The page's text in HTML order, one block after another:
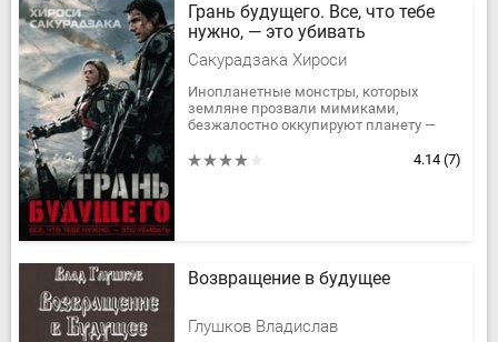
Грань будущего. Все, что тебе
нужно, — это убивать
Сакурадзака Хироcи
Инопланетные монстры, которых
земляне прозвали мимиками,
безжалостно оккупируют планету —
миллионы человеческих жизней.4.14 (7)
Возвращение в будущее
Глушков Владислав